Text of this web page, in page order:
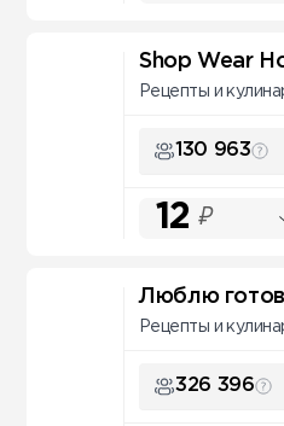
Shop Wear
Рецепты и
130 963
12 ₽
Люблю
Рецепты и
326 396